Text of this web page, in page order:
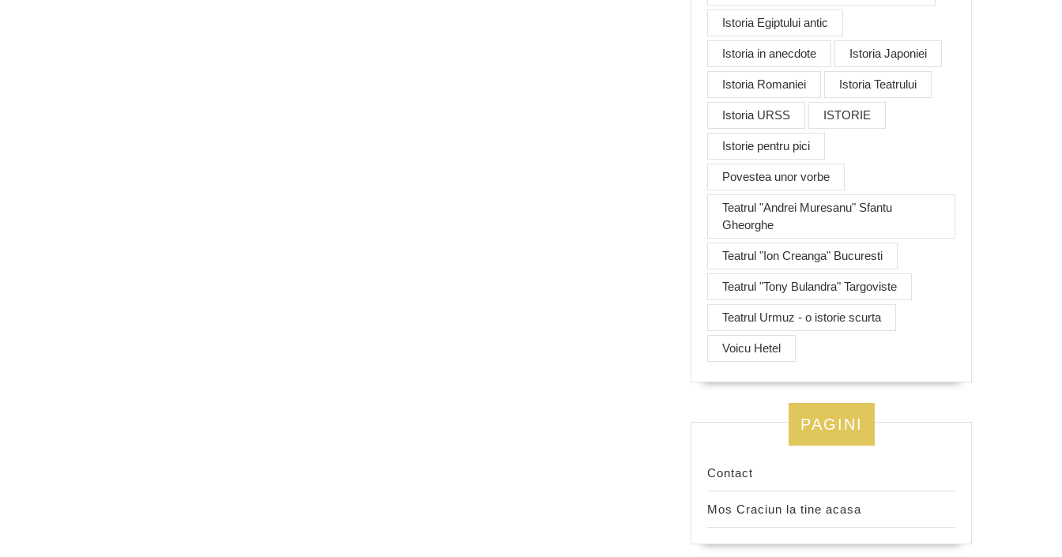
Istoria Egiptului antic
Istoria in anecdote Istoria Japoniei
Istoria Romaniei Istoria Teatrului
Istoria URSS ISTORIE
Istorie pentru pici
Povestea unor vorbe
Teatrul "Andrei Muresanu" Sfantu
Gheorghe
Teatrul "Ion Creanga" Bucuresti
Teatrul "Tony Bulandra" Targoviste
Teatrul Urmuz - o istorie scurta
Voicu Hetel
PAGINI
Contact
Mos Craciun la tine acasa